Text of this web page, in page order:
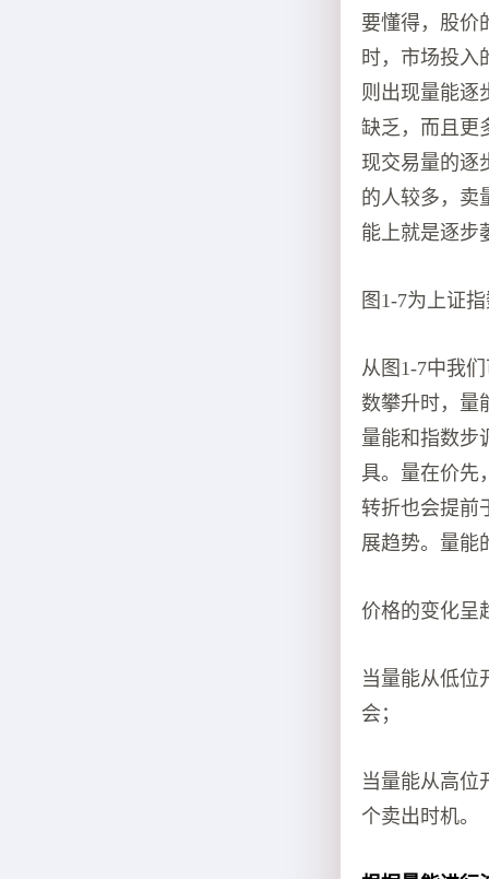
要懂得，股价
时，市场投入
则出现量能逐
缺乏，而且更
现交易量的逐
的人较多，卖
能上就是逐步
图1-7为上证
从图1-7中我
数攀升时，量
量能和指数步
具。量在价先
转折也会提前
展趋势。量能
价格的变化呈
当量能从低位
会；
当量能从高位
个卖出时机。